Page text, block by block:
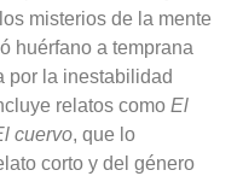
misterios de la mente
huérfano a temprana
por la inestabilidad
relatos como El
cuervo, que lo
corto y del género